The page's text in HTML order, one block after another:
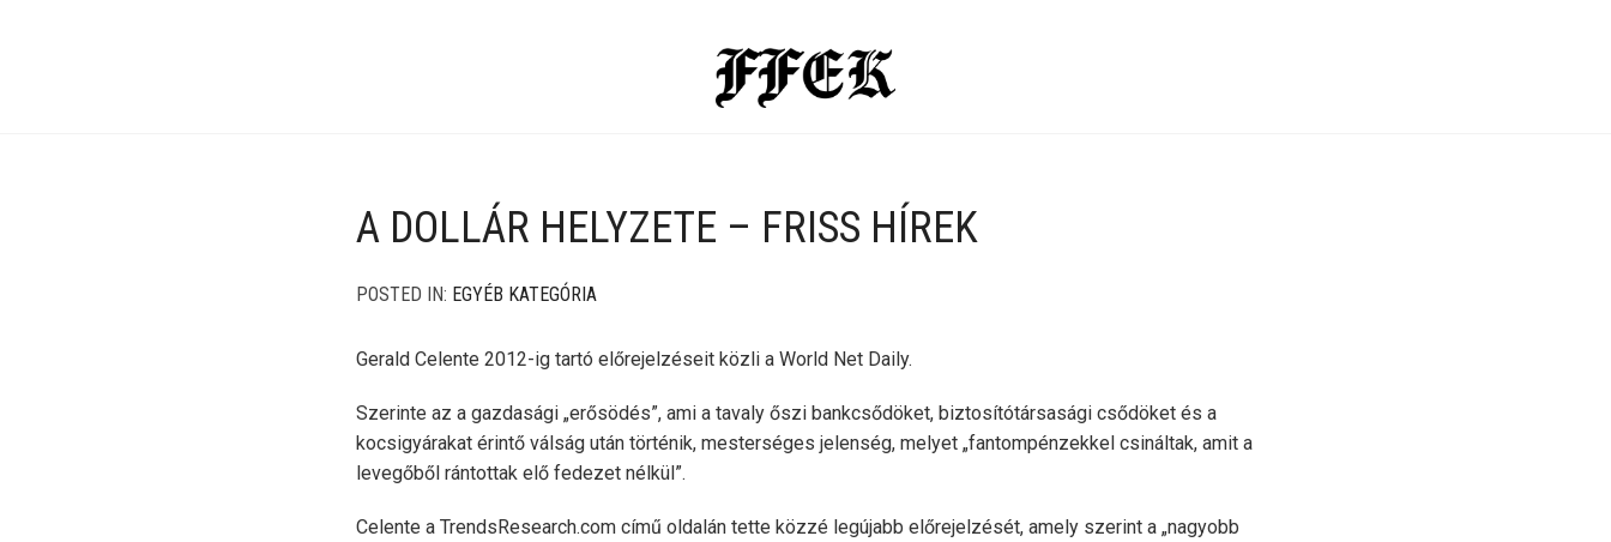
A DOLLÁR HELYZETE – FRISS HÍREK
POSTED IN: EGYÉB KATEGÓRIA
Gerald Celente 2012-ig tartó előrejelzéseit közli a World Net Daily.
Szerinte az a gazdasági „erősödés”, ami a tavaly őszi bankcsődöket, biztosítótársasági csődöket és a
kocsigyárakat érintő válság után történik, mesterséges jelenség, melyet „fantompénzekkel csináltak, amit a
levegőből rántottak elő fedezet nélkül”.
Celente a TrendsResearch.com című oldalán tette közzé legújabb előrejelzését, amely szerint a „nagyobb